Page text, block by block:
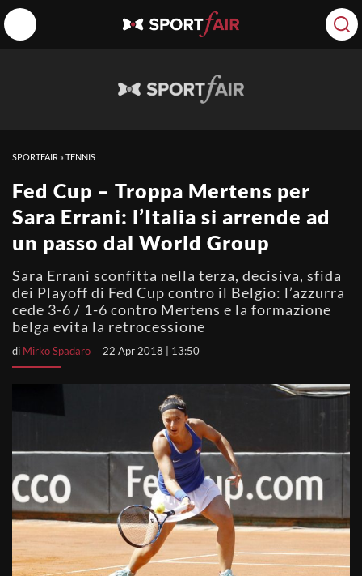
SPORTFAIR »TENNIS
Fed Cup – Troppa Mertens per
Sara Errani: l’Italia si arrende ad
un passo dal World Group
Sara Errani sconfitta nella terza, decisiva, sfida
dei Playoff di Fed Cup contro il Belgio: l’azzurra
cede 3-6 / 1-6 contro Mertens e la formazione
belga evita la retrocessione
di Mirko Spadaro 22 Apr 2018 | 13:50